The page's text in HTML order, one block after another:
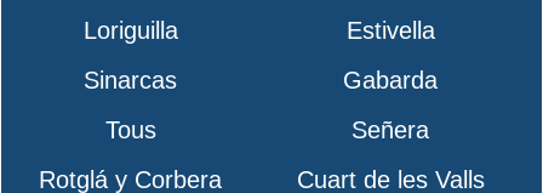
Loriguilla
Estivella
Sinarcas
Gabarda
Tous
Señera
Rotglá y Corbera
Cuart de les Valls